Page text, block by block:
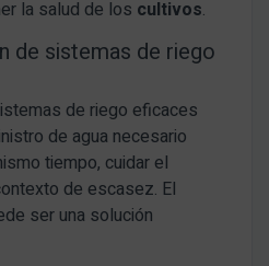
la salud de los cultivos.
de sistemas de riego
de riego eficaces
de agua necesario
tiempo, cuidar el
de escasez. El
ser una solución